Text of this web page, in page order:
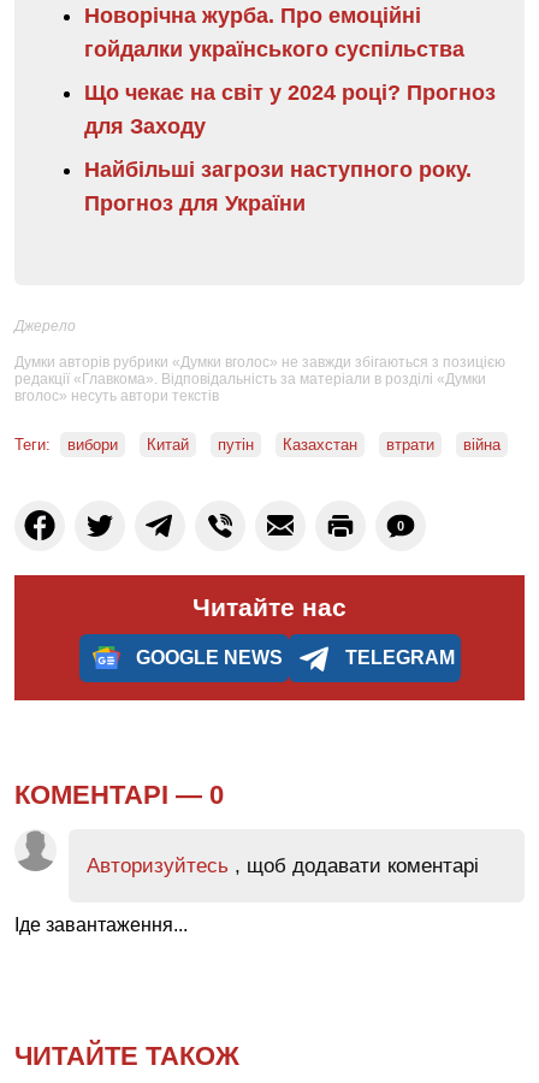
Новорічна журба. Про емоційні
гойдалки українського суспільства
Що чекає на світ у 2024 році? Прогноз
для Заходу
Найбільші загрози наступного року.
Прогноз для України
Джерело
Думки авторів рубрики «Думки вголос» не завжди збігаються з позицією
редакції «Главкома». Відповідальність за матеріали в розділі «Думки
вголос» несуть автори текстів
Теги: вибори Китай путін Казахстан втрати війна
0
Читайте нас
GOOGLE NEWS TELEGRAM
КОМЕНТАРІ — 0
Авторизуйтесь , щоб додавати коментарі
Іде завантаження...
ЧИТАЙТЕ ТАКОЖ